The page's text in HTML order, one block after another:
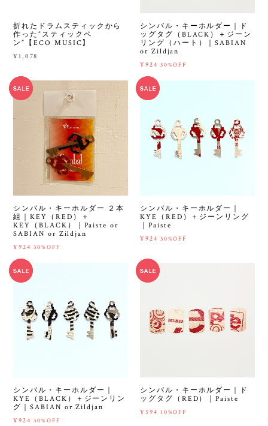
折れたドラムスティックから
作った”スティックペ
ン”【ECO MUSIC】
¥1,078
シンバル・キーホルダー｜ド
ッグタグ（BLACK）＋ジーン
リング（ハート）｜SABIAN
or Zildjan
¥924 30%OFF
シンバル・キーホルダー ２本
組｜KEY（RED）＋
KEY（BLACK）｜Paiste or
SABIAN or Zildjan
¥924 30%OFF
シンバル・キーホルダー｜
KYE（RED）＋ジーンリング
｜Paiste
¥924 30%OFF
シンバル・キーホルダー｜
KYE（BLACK）＋ジーンリン
グ｜SABIAN or Zildjan
¥924 30%OFF
シンバル・キーホルダー｜ド
ッグタグ（RED）｜Paiste
¥594 10%OFF